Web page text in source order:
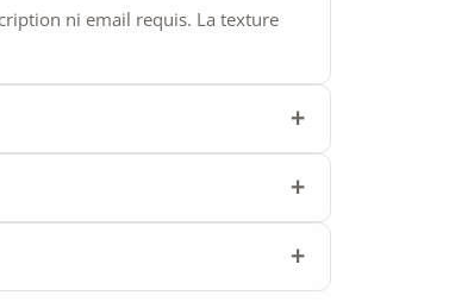
ni email requis. La texture